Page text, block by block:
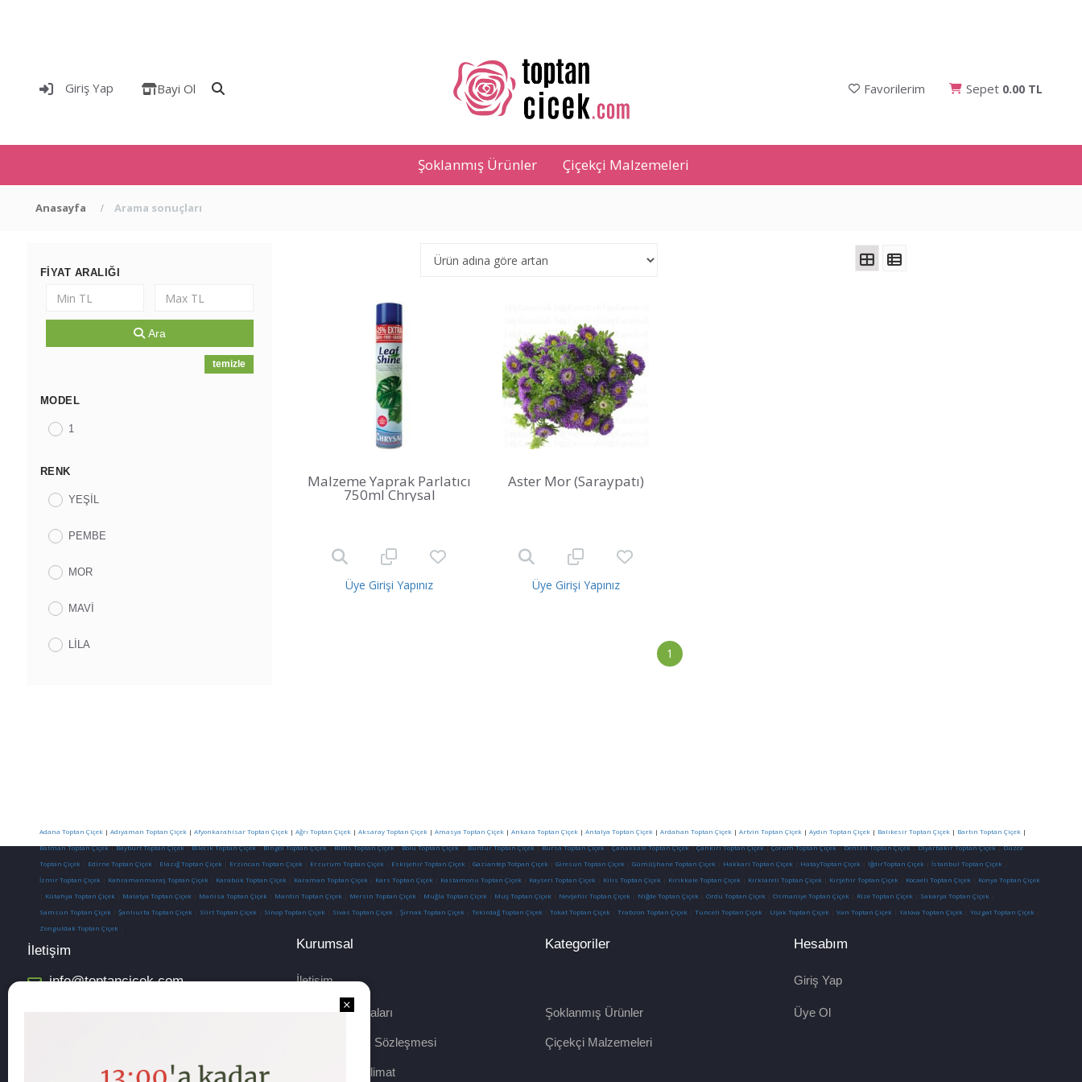
Giriş Yap Bayi Ol Favorilerim Sepet 0.00 TL
Şoklanmış Ürünler Çiçekçi Malzemeleri
Anasayfa Arama sonuçları
FIYAT ARALIĞI
Ara
temizle
MODEL
1
RENK
YEŞİL
PEMBE
MOR
MAVİ
LİLA
Malzeme Yaprak Parlatıcı
750ml Chrysal
Üye Girişi Yapınız
Aster Mor (Saraypatı)
Üye Girişi Yapınız
1
Adana Toptan Çiçek| Adıyaman Toptan Çiçek| Afyonkarahisar Toptan Çiçek| Ağrı Toptan Çiçek| Aksaray Toptan Çiçek| Amasya Toptan Çiçek| Ankara Toptan Çiçek| Antalya Toptan Çiçek| Ardahan Toptan Çiçek| Artvin Toptan Çiçek| Aydın Toptan Çiçek| Balıkesir Toptan Çiçek| Bartın Toptan Çiçek|
Batman Toptan Çiçek|Bayburt Toptan Çiçek|Bilecik Toptan Çiçek|Bingöl Toptan Çiçek|Bitlis Toptan Çiçek|Bolu Toptan Çiçek|Burdur Toptan Çiçek|Bursa Toptan Çiçek|Çanakkale Toptan Çiçek|Çankırı Toptan Çiçek|Çorum Toptan Çiçek|Denizli Toptan Çiçek|Diyarbakır Toptan Çiçek|Düzce
Toptan Çiçek
Edirne Toptan Çiçek Elazığ Toptan Çiçek Erzincan Toptan Çiçek Erzurum Toptan Çiçek Eskişehir Toptan Çiçek Gaziantep Totpan Çiçek Giresun Toptan Çiçek Gümüşhane Toptan Çiçek Hakkari Toptan Çiçek HatayToptan Çiçek IğdırToptan Çiçek İstanbul Toptan Çiçek
İzmir Toptan Çiçek
Kahramanmaraş Toptan Çiçek Karabük Toptan Çiçek Karaman Toptan Çiçek Kars Toptan Çiçek Kastamonu Toptan Çiçek Kayseri Toptan Çiçek Kilis Toptan Çiçek Kırıkkale Toptan Çiçek Kırklareli Toptan Çiçek Kırşehir Toptan Çiçek Kocaeli Toptan Çiçek
Konya Toptan Çiçek
Kütahya Toptan Çiçek Malatya Toptan Çiçek Manisa Toptan Çiçek Mardin Toptan Çiçek Mersin Toptan Çiçek Muğla Toptan Çiçek Muş Toptan Çiçek Nevşehir Toptan Çiçek Niğde Toptan Çiçek Ordu Toptan Çiçek Osmaniye Toptan Çiçek Rize Toptan Çiçek Sakarya Toptan Çiçek
Samsun Toptan Çiçek
Şanlıurfa Toptan Çiçek Siirt Toptan Çiçek Sinop Toptan Çiçek Sivas Toptan Çiçek Şırnak Toptan Çiçek Tekirdağ Toptan Çiçek Tokat Toptan Çiçek Trabzon Toptan Çiçek Tunceli Toptan Çiçek Uşak Toptan Çiçek Van Toptan Çiçek Yalova Toptan Çiçek Yozgat Toptan Çiçek
Zonguldak Toptan Çiçek
İletişim
info@toptancicek.com
Kurumsal
İletişim
Hesap Numaraları
Mesafeli Satış Sözleşmesi
Sipariş ve Teslimat
Kategoriler
Şoklanmış Ürünler
Çiçekçi Malzemeleri
Hesabım
Giriş Yap
Üye Ol